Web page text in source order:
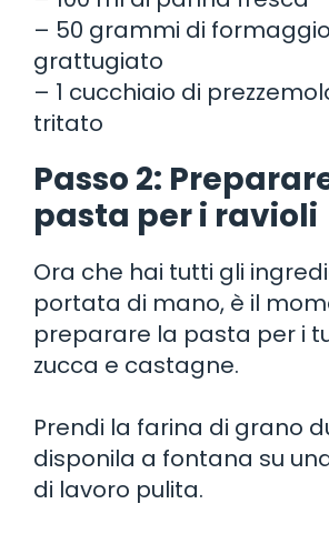
– 50 grammi di formaggio
grattugiato
– 1 cucchiaio di
tritato
Passo 2:
pasta per i ravioli
Ora che hai tutti gli
portata di mano, è il
preparare la pasta per i
zucca e castagne.
Prendi la farina di grano
disponila a fontana su
di lavoro pulita.